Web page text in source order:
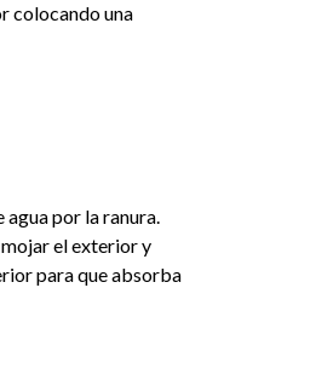
colocando una
por la ranura.
el exterior y
para que absorba